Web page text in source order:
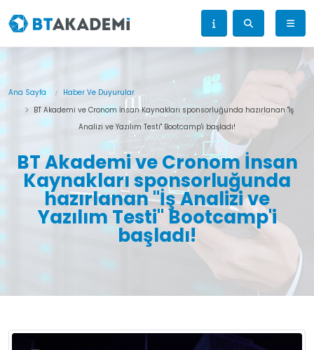
BT Akademi ve Cronom İnsan
Kaynakları sponsorluğunda
hazırlanan "İş Analizi ve
Yazılım Testi" Bootcamp'i
başladı!
Ana Sayfa
Haber Ve Duyurular
BT Akademi ve Cronom İnsan Kaynakları sponsorluğunda hazırlanan "İş
Analizi ve Yazılım Testi" Bootcamp'i başladı!